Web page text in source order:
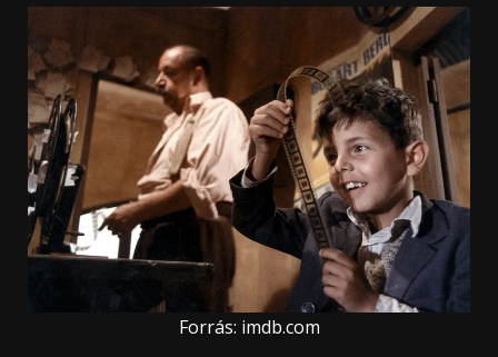
Forrás: imdb.com